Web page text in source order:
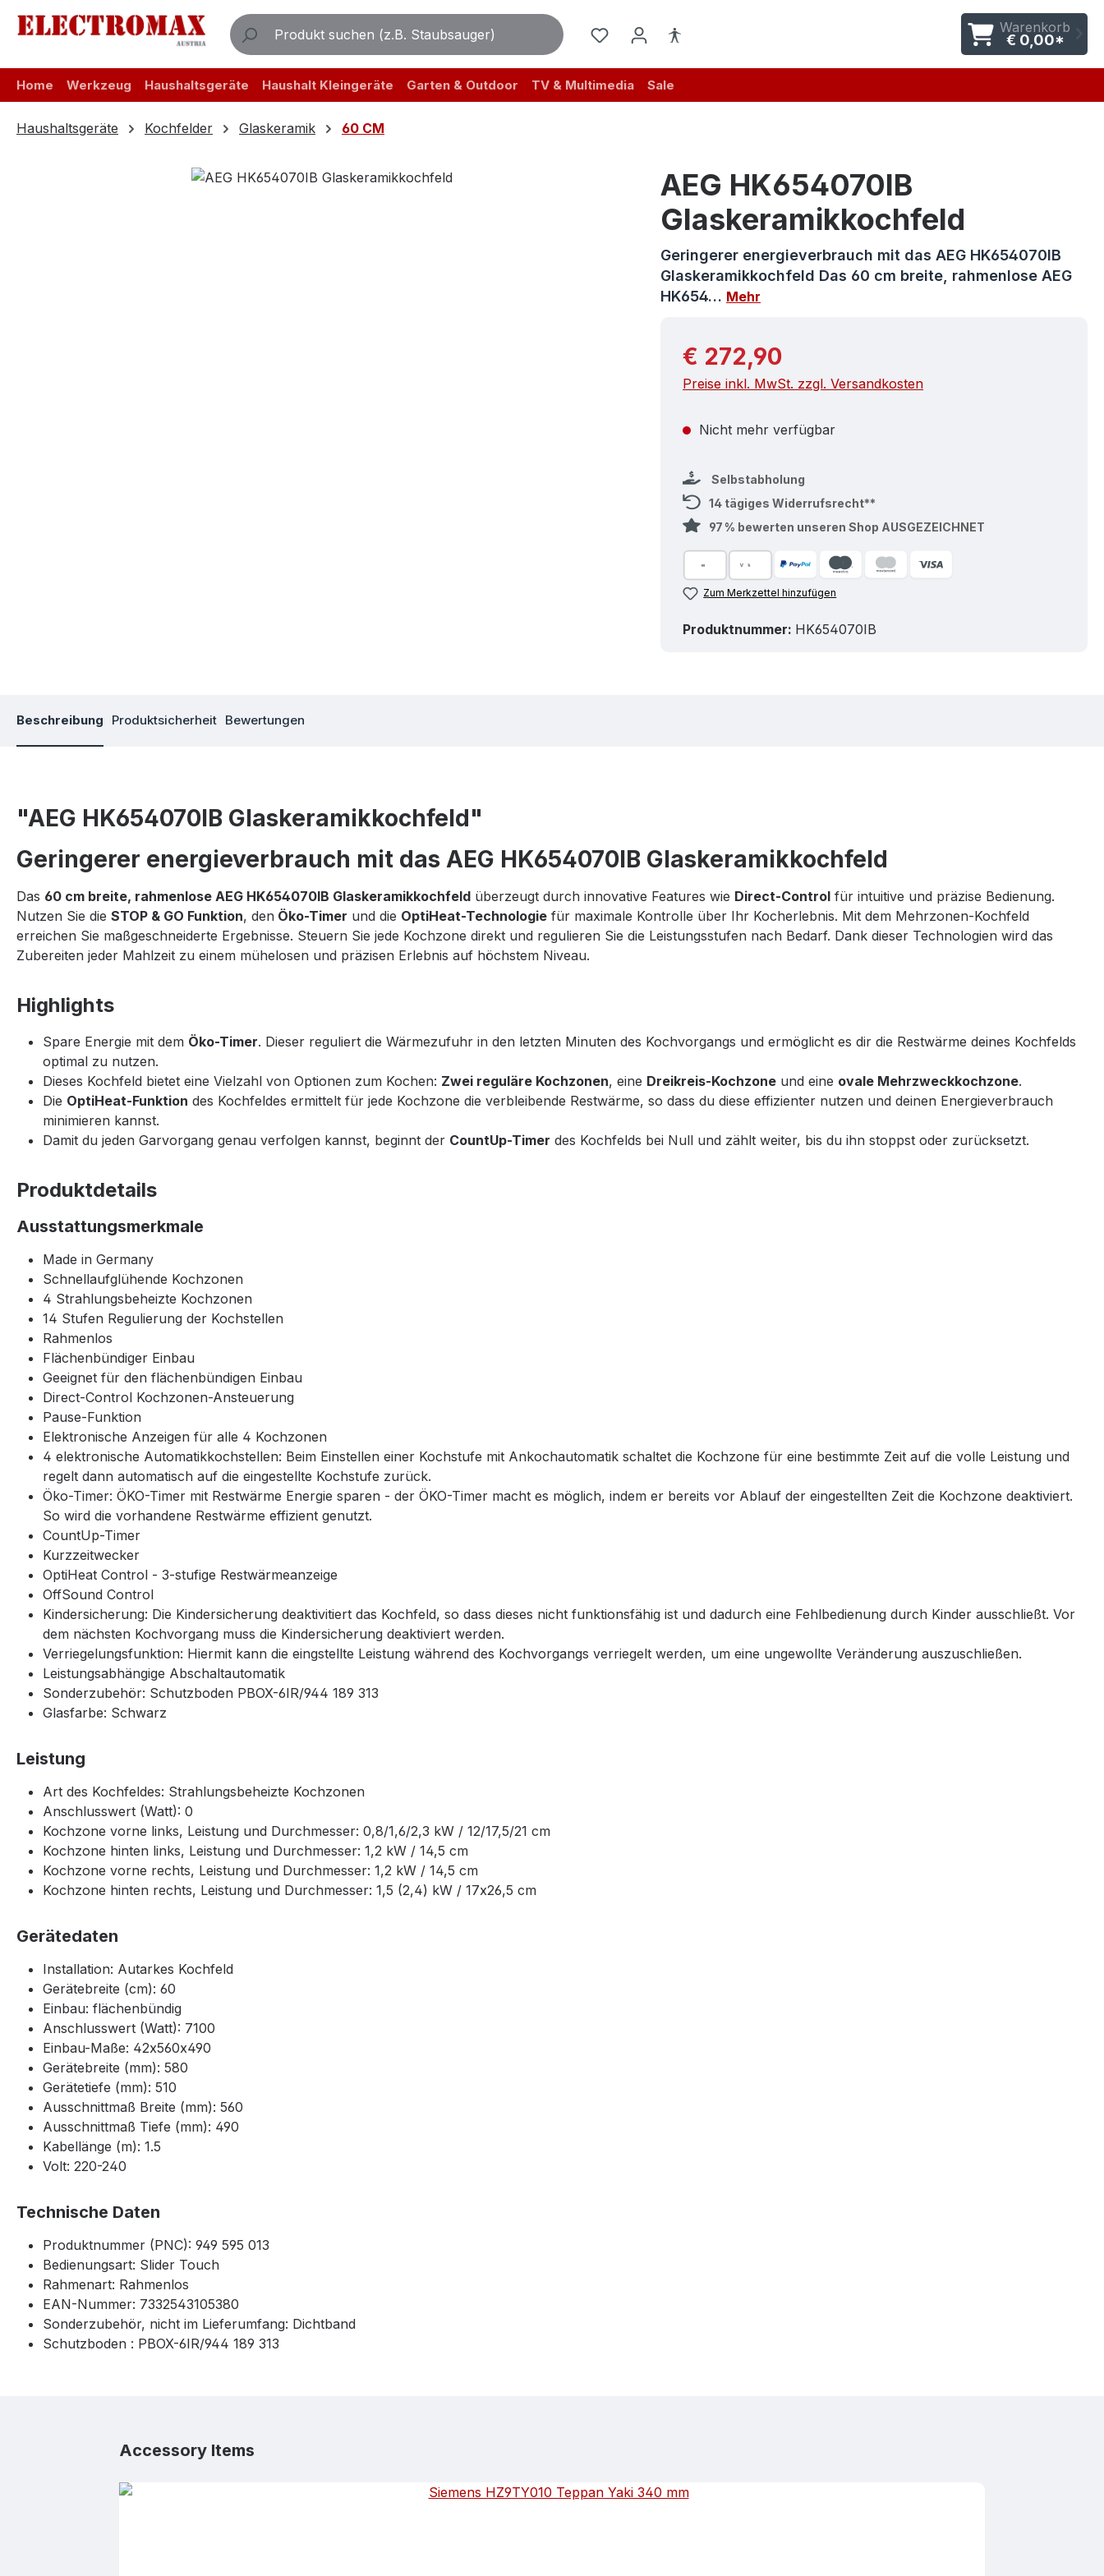
Hauptinhalt springen
Zur Suche springen
Zur Hauptnavigation springen Warenkorb
€ 0,00*
Home Werkzeug Haushaltsgeräte Haushalt Kleingeräte Garten & Outdoor TV & Multimedia Sale
Haushaltsgeräte Kochfelder Glaskeramik 60 CM
AEG HK654070IB
Glaskeramikkochfeld
Geringerer energieverbrauch mit das AEG HK654070IB
Glaskeramikkochfeld Das 60 cm breite, rahmenlose AEG
HK654… Mehr
Regulärer Preis:
€ 272,90
Preise inkl. MwSt. zzgl. Versandkosten
Nicht mehr verfügbar
Selbstabholung
14 tägiges Widerrufsrecht**
97 % bewerten unseren Shop AUSGEZEICHNET
Zum Merkzettel hinzufügen
Produktnummer: HK654070IB
Beschreibung Produktsicherheit Bewertungen
"AEG HK654070IB Glaskeramikkochfeld"
Geringerer energieverbrauch mit das AEG HK654070IB Glaskeramikkochfeld
Das 60 cm breite, rahmenlose AEG HK654070IB Glaskeramikkochfeld überzeugt durch innovative Features wie Direct-Control für intuitive und präzise Bedienung.
Nutzen Sie die STOP & GO Funktion, den Öko-Timer und die OptiHeat-Technologie für maximale Kontrolle über Ihr Kocherlebnis. Mit dem Mehrzonen-Kochfeld
erreichen Sie maßgeschneiderte Ergebnisse. Steuern Sie jede Kochzone direkt und regulieren Sie die Leistungsstufen nach Bedarf. Dank dieser Technologien wird das
Zubereiten jeder Mahlzeit zu einem mühelosen und präzisen Erlebnis auf höchstem Niveau.
Highlights
Spare Energie mit dem Öko-Timer. Dieser reguliert die Wärmezufuhr in den letzten Minuten des Kochvorgangs und ermöglicht es dir die Restwärme deines Kochfelds
optimal zu nutzen.
Dieses Kochfeld bietet eine Vielzahl von Optionen zum Kochen: Zwei reguläre Kochzonen, eine Dreikreis-Kochzone und eine ovale Mehrzweckkochzone.
Die OptiHeat-Funktion des Kochfeldes ermittelt für jede Kochzone die verbleibende Restwärme, so dass du diese effizienter nutzen und deinen Energieverbrauch
minimieren kannst.
Damit du jeden Garvorgang genau verfolgen kannst, beginnt der CountUp-Timer des Kochfelds bei Null und zählt weiter, bis du ihn stoppst oder zurücksetzt.
Produktdetails
Ausstattungsmerkmale
Made in Germany
Schnellaufglühende Kochzonen
4 Strahlungsbeheizte Kochzonen
14 Stufen Regulierung der Kochstellen
Rahmenlos
Flächenbündiger Einbau
Geeignet für den flächenbündigen Einbau
Direct-Control Kochzonen-Ansteuerung
Pause-Funktion
Elektronische Anzeigen für alle 4 Kochzonen
4 elektronische Automatikkochstellen: Beim Einstellen einer Kochstufe mit Ankochautomatik schaltet die Kochzone für eine bestimmte Zeit auf die volle Leistung und
regelt dann automatisch auf die eingestellte Kochstufe zurück.
Öko-Timer: ÖKO-Timer mit Restwärme Energie sparen - der ÖKO-Timer macht es möglich, indem er bereits vor Ablauf der eingestellten Zeit die Kochzone deaktiviert.
So wird die vorhandene Restwärme effizient genutzt.
CountUp-Timer
Kurzzeitwecker
OptiHeat Control - 3-stufige Restwärmeanzeige
OffSound Control
Kindersicherung: Die Kindersicherung deaktivitiert das Kochfeld, so dass dieses nicht funktionsfähig ist und dadurch eine Fehlbedienung durch Kinder ausschließt. Vor
dem nächsten Kochvorgang muss die Kindersicherung deaktiviert werden.
Verriegelungsfunktion: Hiermit kann die eingstellte Leistung während des Kochvorgangs verriegelt werden, um eine ungewollte Veränderung auszuschließen.
Leistungsabhängige Abschaltautomatik
Sonderzubehör: Schutzboden PBOX-6IR/944 189 313
Glasfarbe: Schwarz
Leistung
Art des Kochfeldes: Strahlungsbeheizte Kochzonen
Anschlusswert (Watt): 0
Kochzone vorne links, Leistung und Durchmesser: 0,8/1,6/2,3 kW / 12/17,5/21 cm
Kochzone hinten links, Leistung und Durchmesser: 1,2 kW / 14,5 cm
Kochzone vorne rechts, Leistung und Durchmesser: 1,2 kW / 14,5 cm
Kochzone hinten rechts, Leistung und Durchmesser: 1,5 (2,4) kW / 17x26,5 cm
Gerätedaten
Installation: Autarkes Kochfeld
Gerätebreite (cm): 60
Einbau: flächenbündig
Anschlusswert (Watt): 7100
Einbau-Maße: 42x560x490
Gerätebreite (mm): 580
Gerätetiefe (mm): 510
Ausschnittmaß Breite (mm): 560
Ausschnittmaß Tiefe (mm): 490
Kabellänge (m): 1.5
Volt: 220-240
Technische Daten
Produktnummer (PNC): 949 595 013
Bedienungsart: Slider Touch
Rahmenart: Rahmenlos
EAN-Nummer: 7332543105380
Sonderzubehör, nicht im Lieferumfang: Dichtband
Schutzboden : PBOX-6IR/944 189 313
Produktgalerie überspringen
Accessory Items